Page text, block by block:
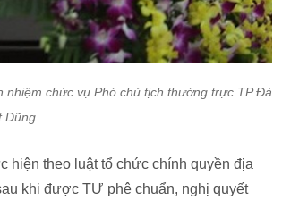
chức vụ Phó chủ tịch thường trực TP Đà
Dũng
hiện theo luật tổ chức chính quyền địa
khi được TƯ phê chuẩn, nghị quyết